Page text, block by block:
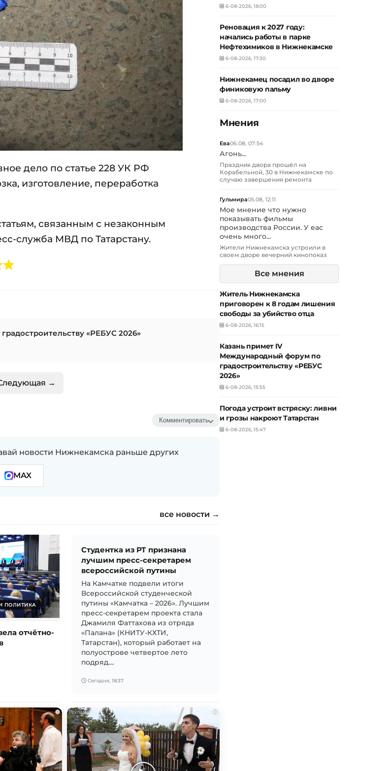
дело по статье 228 УК РФ
изготовление, переработка
связанным с незаконным
служба МВД по Татарстану.
«РЕБУС 2026»
→
Комментировать
новости Нижнекамска раньше других
MAX
все новости →
ПОЛИТИКА
отчётно-
Студентка из РТ признана
лучшим пресс-секретарем
всероссийской путины
На Камчатке подвели итоги
Всероссийской студенческой
путины «Камчатка – 2026». Лучшим
пресс-секретарем проекта стала
Джамиля Фаттахова из отряда
«Палана» (КНИТУ-КХТИ,
Татарстан), который работает на
полуострове четвертое лето
подряд....
Сегодня, 18:37
i i
6-08-2026, 18:00
Реновация к 2027 году:
начались работы в парке
Нефтехимиков в Нижнекамске
6-08-2026, 17:30
Нижнекамец посадил во дворе
финиковую пальму
6-08-2026, 17:00
Мнения
Ева06.08, 07:54
Агонь...
Праздник двора прошёл на
Корабельной, 30 в Нижнекамске по
случаю завершения ремонта
Гульмира05.08, 12:11
Мое мнение что нужно
показывать фильмы
производства России. У еас
очень много...
Жители Нижнекамска устроили в
своем дворе вечерний кинопоказ
Все мнения
Житель Нижнекамска
приговорен к 8 годам лишения
свободы за убийство отца
6-08-2026, 16:15
Казань примет IV
Международный форум по
градостроительству «РЕБУС
2026»
6-08-2026, 15:55
Погода устроит встряску: ливни
и грозы накроют Татарстан
6-08-2026, 15:47